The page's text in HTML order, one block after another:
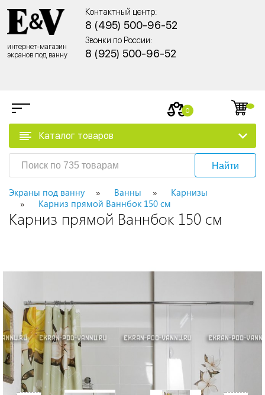
интернет-магазин
экранов под ванну
Контактный центр:
8 (495) 500-96-52
Звонки по России:
8 (925) 500-96-52
0
Каталог товаров
Найти
Экраны под ванну Ванны
Карнизы
Карниз прямой Ваннбок 150 см
Карниз прямой Ваннбок 150 см